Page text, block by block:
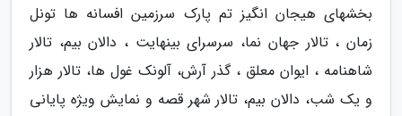
بخشهای هیجان انگیز تم پارک سرزمین افسانه ها تونل
زمان ، تالار جهان نما، سرسرای بینهایت ، دالان بیم، تالار
شاهنامه ، ایوان معلق ، گذر آرش، آلونک غول ها، تالار هزار
و یک شب، دالان بیم، تالار شهر قصه و نمایش ویژه پایانی